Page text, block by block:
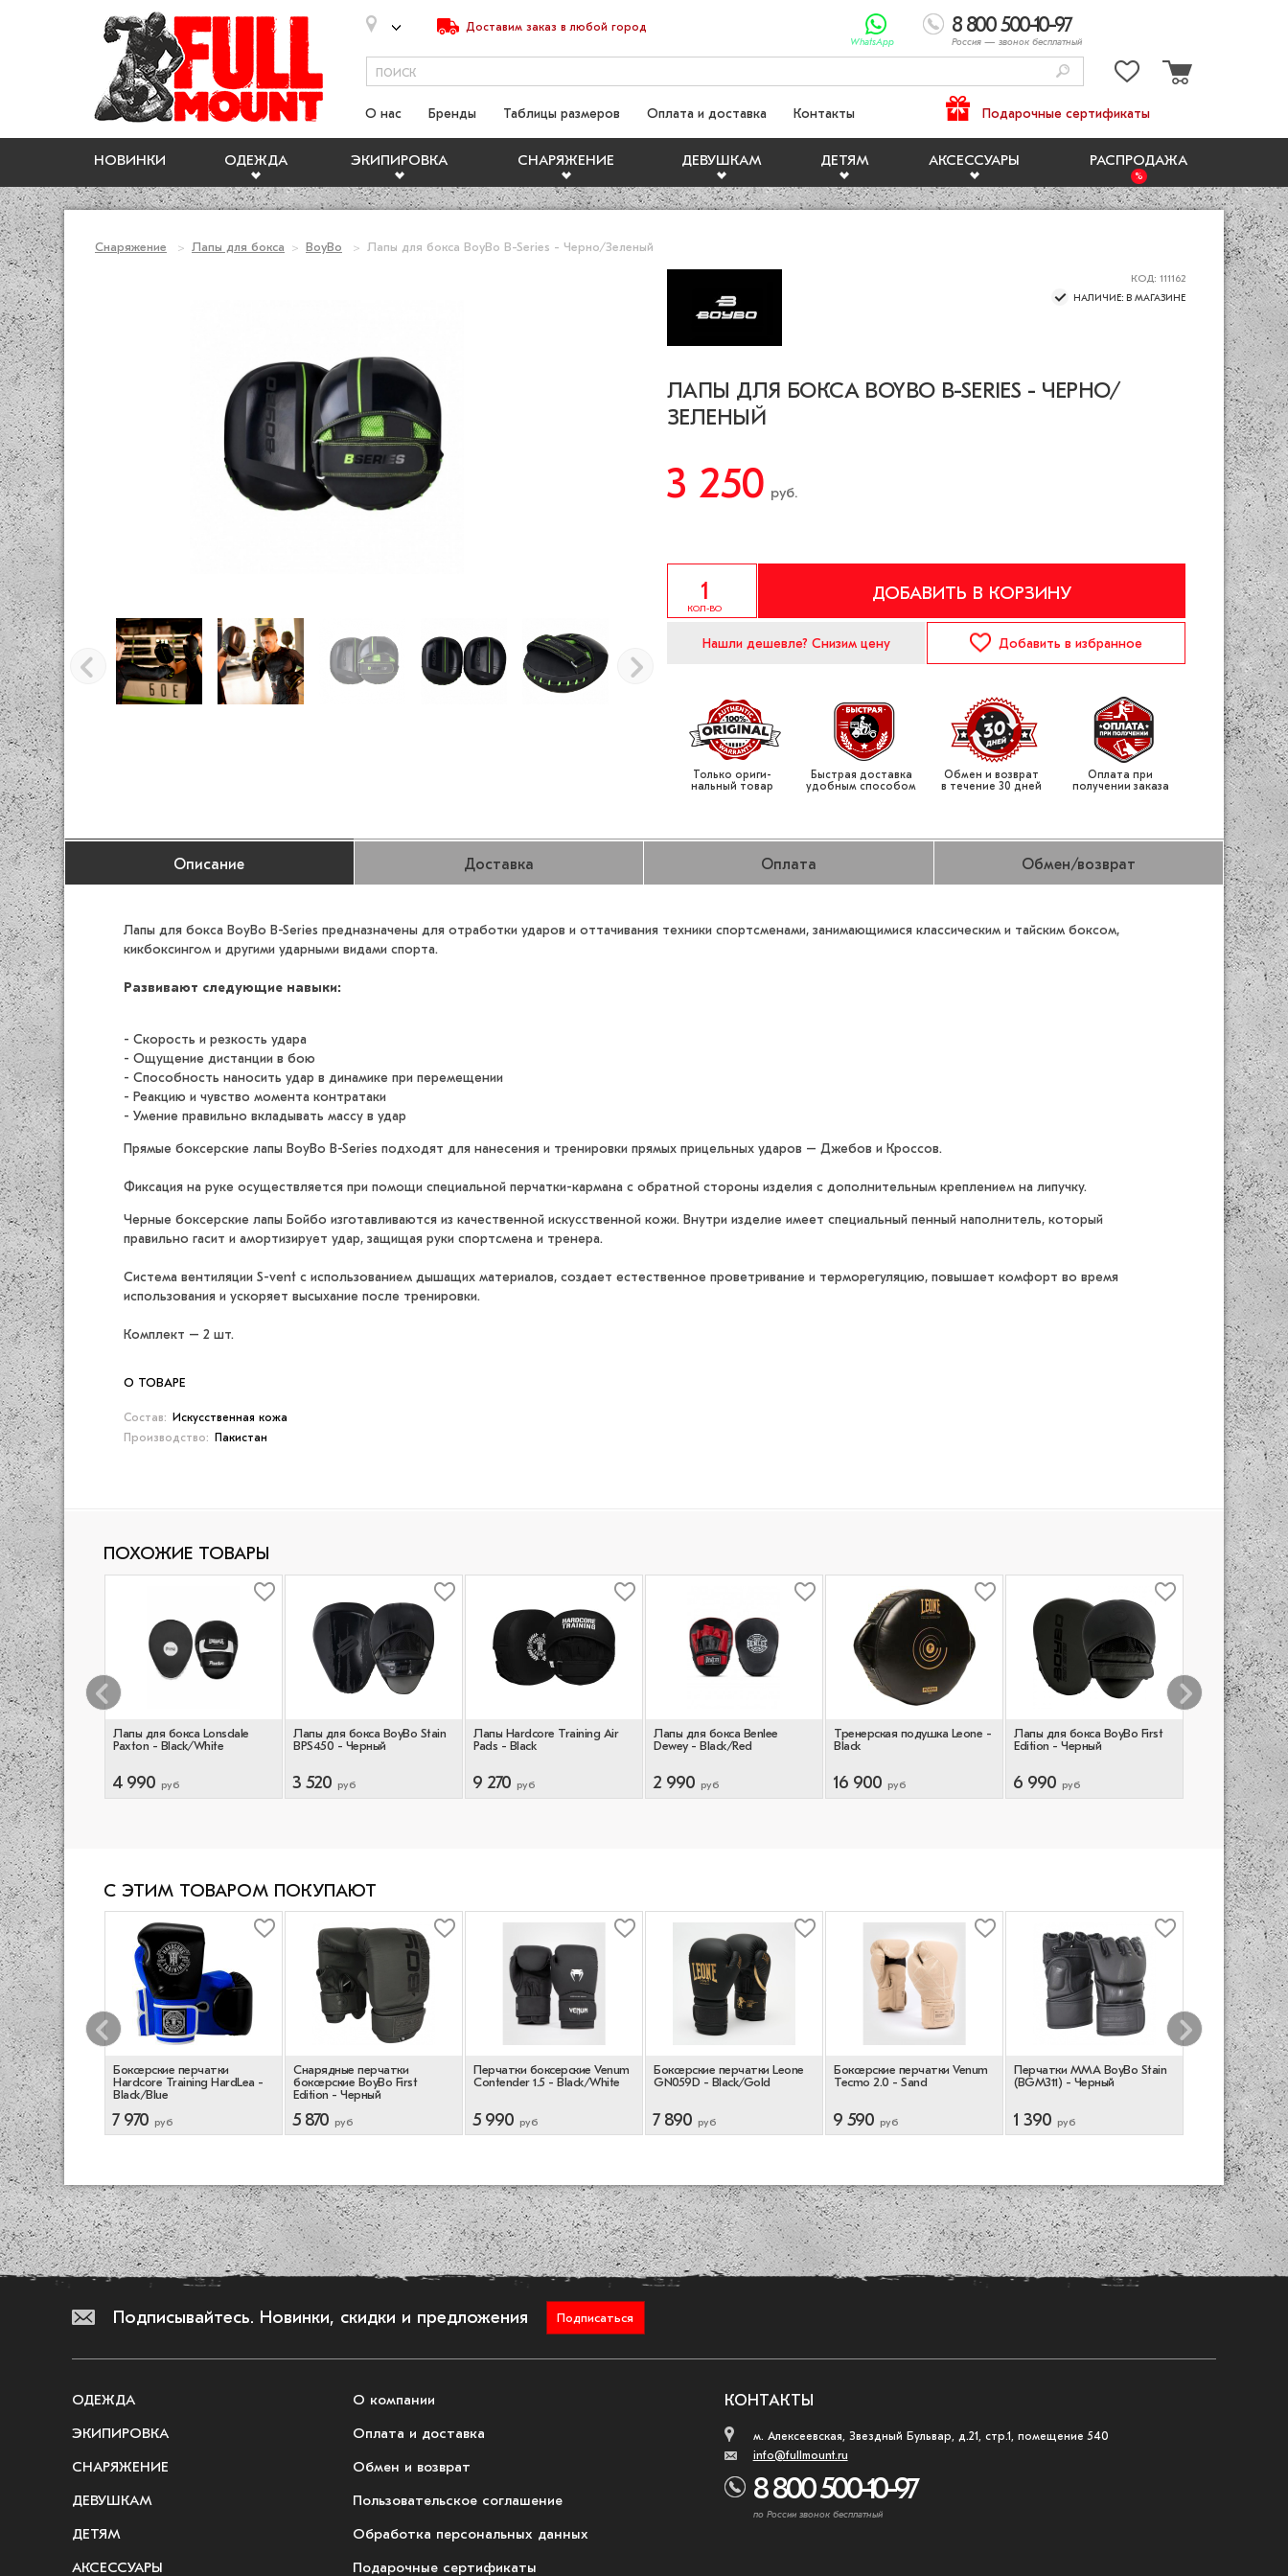
Доставим заказ в любой город 8 800 500-10-97
Россия — звонок бесплатный
WhatsApp
НОВИНКИ ОДЕЖДА ЭКИПИРОВКА СНАРЯЖЕНИЕ ДЕВУШКАМ ДЕТЯМ АКСЕССУАРЫ РАСПРОДАЖА
О нас Бренды Таблицы размеров Оплата и доставка Контакты Подарочные сертификаты
Снаряжение Лапы для бокса BoyBo Лапы для бокса BoyBo B-Series - Черно/Зеленый
КОД: 111162
НАЛИЧИЕ: В МАГАЗИНЕ
ЛАПЫ ДЛЯ БОКСА BOYBO B-SERIES - ЧЕРНО/
ЗЕЛЕНЫЙ
3 250 руб.
КОЛ-ВО
ДОБАВИТЬ В КОРЗИНУ
Нашли дешевле? Снизим цену Добавить в избранное
Только ориги­
нальный товар
Быстрая доставка
удобным способом
Обмен и возврат
в течение 30 дней
Оплата при
получении заказа
Описание Доставка Оплата Обмен/возврат
Лапы для бокса BoyBo B-Series предназначены для отработки ударов и оттачивания техники спортсменами, занимающимися классическим и тайским боксом,
кикбоксингом и другими ударными видами спорта.
Развивают следующие навыки:
- Скорость и резкость удара
- Ощущение дистанции в бою
- Способность наносить удар в динамике при перемещении
- Реакцию и чувство момента контратаки
- Умение правильно вкладывать массу в удар
Прямые боксерские лапы BoyBo B-Series подходят для нанесения и тренировки прямых прицельных ударов – Джебов и Кроссов.
Фиксация на руке осуществляется при помощи специальной перчатки-кармана с обратной стороны изделия с дополнительным креплением на липучку.
Черные боксерские лапы Бойбо изготавливаются из качественной искусственной кожи. Внутри изделие имеет специальный пенный наполнитель, который
правильно гасит и амортизирует удар, защищая руки спортсмена и тренера.
Система вентиляции S-vent с использованием дышащих материалов, создает естественное проветривание и терморегуляцию, повышает комфорт во время
использования и ускоряет высыхание после тренировки.
Комплект – 2 шт.
О ТОВАРЕ
Состав: Искусственная кожа
Производство:
Пакистан
ПОХОЖИЕ ТОВАРЫ
Benlee
Red
Лапы для бокса Lonsdale
Paxton - Black/White
4 990 руб
Лапы для бокса BoyBo Stain
BPS450 - Черный
3 520 руб
Лапы Hardcore Training Air
Pads - Black
9 270 руб
Лапы для бокса Benlee
Dewey - Black/Red
2 990 руб
Тренерская подушка Leone -
Black
16 900 руб
Лапы для бокса BoyBo First
Edition - Черный
6 990 руб
тренерские
Training - Brown
14 790 руб
С ЭТИМ ТОВАРОМ ПОКУПАЮТ
Venum
Боксерские перчатки
Hardcore Training HardLea -
Black/Blue
7 970 руб
Снарядные перчатки
боксерские BoyBo First
Edition - Черный
5 870 руб
Перчатки боксерские Venum
Contender 1.5 - Black/White
5 990 руб
Боксерские перчатки Leone
GN059D - Black/Gold
7 890 руб
Боксерские перчатки Venum
Tecmo 2.0 - Sand
9 590 руб
Перчатки ММА BoyBo Stain
(BGM311) - Черный
1 390 руб
Перчатки
Fusion (BG-
Красный
4 490 руб
Подписывайтесь. Новинки, скидки и предложения Подписаться
КОНТАКТЫ
м. Алексеевская, Звездный Бульвар, д.21, стр.1, помещение 540
info@fullmount.ru
8 800 500-10-97
по России звонок бесплатный
ОДЕЖДА
ЭКИПИРОВКА
СНАРЯЖЕНИЕ
ДЕВУШКАМ
ДЕТЯМ
АКСЕССУАРЫ
О компании
Оплата и доставка
Обмен и возврат
Пользовательское соглашение
Обработка персональных данных
Подарочные сертификаты